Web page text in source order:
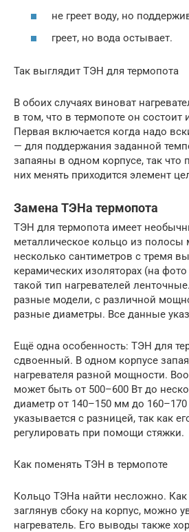
не греет воду, но
греет, но вода остывает.
Так выглядит ТЭН для термопота
В обоих случаях виноват
в том, что в термопоте он состоит
Первая включается когда надо
— для поддержания заданной
запаяны в одном корпусе, так что
них менять приходится элемент
Замена ТЭНа термопота
ТЭН для термопота имеет
металлическое кольцо из полосы
несколько сантиметров с тремя
керамических изоляторах (на
такой тип нагревателей
разные модели, с различной
разные диаметры. Все данные
Ещё одна особенность: ТЭН для
сдвоенный. В одном корпусе
нагревателя разной мощности.
может быть от 500–600 Вт до
диаметр от 140–150 мм до
указывается с разницей, так как
регулировать при помощи стяжки.
Как поменять ТЭН в термопоте
Кольцо ТЭНа найти несложно. Как
заглянув сбоку на корпус, можно
нагреватель. Его выводы также